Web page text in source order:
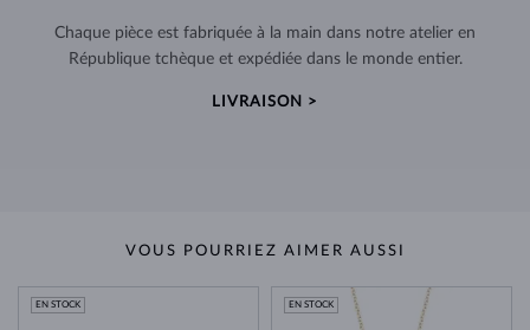
Chaque pièce est fabriquée à la main dans notre atelier en
République tchèque et expédiée dans le monde entier.
LIVRAISON >
VOUS POURRIEZ AIMER AUSSI
EN STOCK EN STOCK